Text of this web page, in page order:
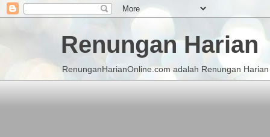
Renungan Harian
RenunganHarianOnline.com adalah Renungan